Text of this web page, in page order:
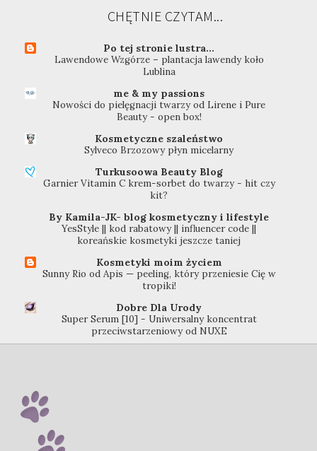
CHĘTNIE CZYTAM...
Po tej stronie lustra...
Lawendowe Wzgórze – plantacja lawendy koło
Lublina
me & my passions
Nowości do pielęgnacji twarzy od Lirene i Pure
Beauty - open box!
Kosmetyczne szaleństwo
Sylveco Brzozowy płyn micelarny
Turkusoowa Beauty Blog
Garnier Vitamin C krem-sorbet do twarzy - hit czy
kit?
By Kamila-JK- blog kosmetyczny i lifestyle
YesStyle || kod rabatowy || influencer code ||
koreańskie kosmetyki jeszcze taniej
Kosmetyki moim życiem
Sunny Rio od Apis — peeling, który przeniesie Cię w
tropiki!
Dobre Dla Urody
Super Serum [10] - Uniwersalny koncentrat
przeciwstarzeniowy od NUXE